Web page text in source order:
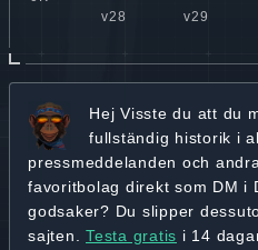
Hej Visste du att du
fullständig historik i
pressmeddelanden och
favoritbolag direkt som DM i
godsaker? Du slipper
sajten. Testa gratis i 14